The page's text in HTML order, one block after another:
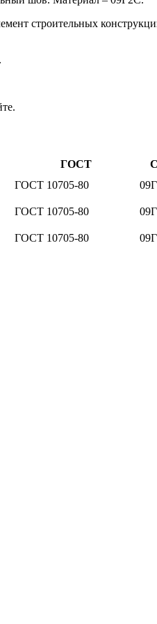
строительных
ГОСТ
ГОСТ 10705-80
ГОСТ 10705-80
ГОСТ 10705-80